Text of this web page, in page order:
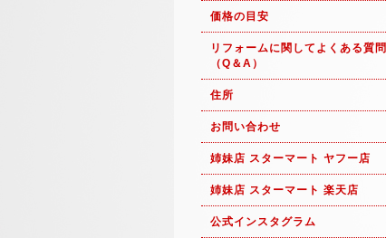
価格の目安
リフォームに関してよくある質問
（Q＆A）
住所
お問い合わせ
姉妹店 スターマート ヤフー店
姉妹店 スターマート 楽天店
公式インスタグラム